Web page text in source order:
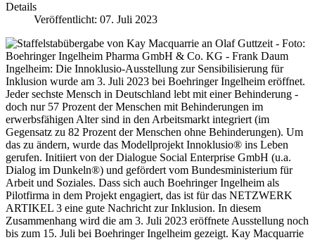
Details
Veröffentlicht: 07. Juli 2023
Ingelheim: Die Innoklusio-Ausstellung zur Sensibilisierung für
Inklusion wurde am 3. Juli 2023 bei Boehringer Ingelheim eröffnet.
Jeder sechste Mensch in Deutschland lebt mit einer Behinderung -
doch nur 57 Prozent der Menschen mit Behinderungen im
erwerbsfähigen Alter sind in den Arbeitsmarkt integriert (im
Gegensatz zu 82 Prozent der Menschen ohne Behinderungen). Um
das zu ändern, wurde das Modellprojekt Innoklusio® ins Leben
gerufen. Initiiert von der Dialogue Social Enterprise GmbH (u.a.
Dialog im Dunkeln®) und gefördert vom Bundesministerium für
Arbeit und Soziales. Dass sich auch Boehringer Ingelheim als
Pilotfirma in dem Projekt engagiert, das ist für das NETZWERK
ARTIKEL 3 eine gute Nachricht zur Inklusion. In diesem
Zusammenhang wird die am 3. Juli 2023 eröffnete Ausstellung noch
bis zum 15. Juli bei Boehringer Ingelheim gezeigt. Kay Macquarrie